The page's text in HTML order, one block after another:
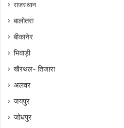
राजस्थान
बालोतरा
बीकानेर
भिवाड़ी
खैरथल- तिजारा
अलवर
जयपुर
जोधपुर